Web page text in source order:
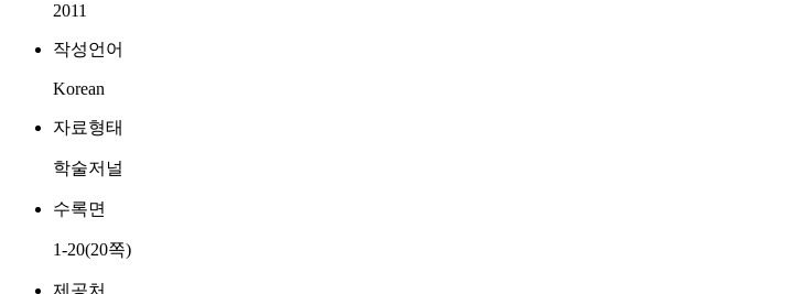
2011
작성언어
Korean
자료형태
학술저널
수록면
1-20(20쪽)
제공처